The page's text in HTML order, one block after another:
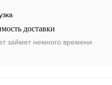
доставки
займет немного времени